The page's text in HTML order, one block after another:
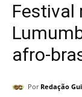
Festival
afro-
Por Redação